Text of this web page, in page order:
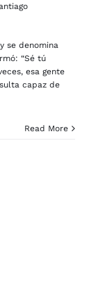
se denomina
“Sé tú
esa gente
capaz de
Read More